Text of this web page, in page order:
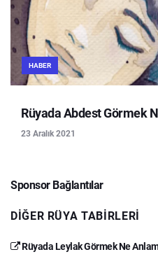
HABER
Rüyada Abdest Görmek
23 Aralık 2021
Sponsor Bağlantılar
DIĞER RÜYA TABIRLERI
Rüyada Leylak Görmek Ne